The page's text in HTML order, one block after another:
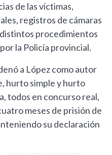
de las víctimas,
registros de cámaras
procedimientos
la Policía provincial.
a López como autor
hurto simple y hurto
todos en concurso real,
meses de prisión de
su declaración